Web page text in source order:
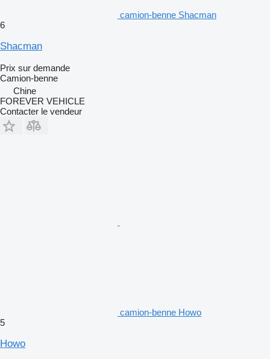
camion-benne Shacman
6
Shacman
Prix sur demande
Camion-benne
Chine
FOREVER VEHICLE
Contacter le vendeur
camion-benne Howo
5
Howo